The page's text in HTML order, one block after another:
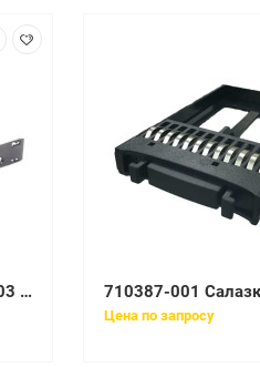
Салазка SUN 541-2123-03 для Server SPARC T3-1 T4-1
Цена по запросу